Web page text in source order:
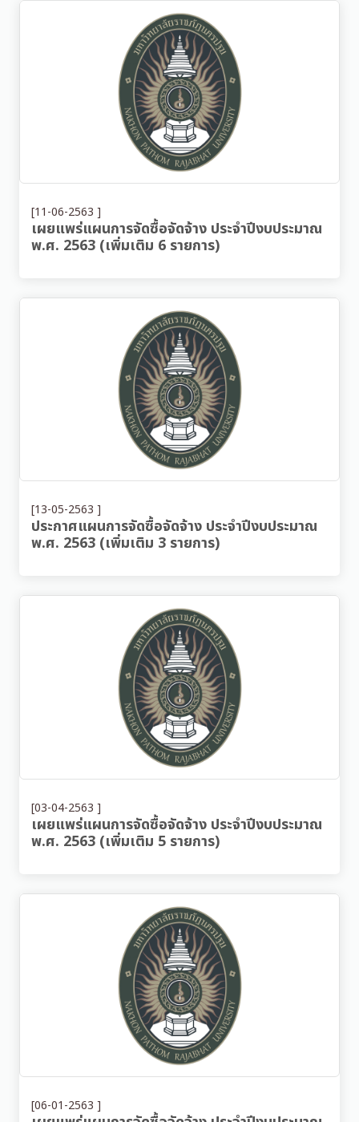
[11-06-2563 ]
เผยแพร่แผนการจัดซื้อจัดจ้าง ประจำปีงบประมาณ
พ.ศ. 2563 (เพิ่มเติม 6 รายการ)
[13-05-2563 ]
ประกาศแผนการจัดซื้อจัดจ้าง ประจำปีงบประมาณ
พ.ศ. 2563 (เพิ่มเติม 3 รายการ)
[03-04-2563 ]
เผยแพร่แผนการจัดซื้อจัดจ้าง ประจำปีงบประมาณ
พ.ศ. 2563 (เพิ่มเติม 5 รายการ)
[06-01-2563 ]